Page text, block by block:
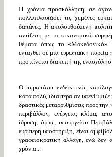
Η χρόνια προσκόλληση σε
πολλαπλασιάσει τις χαμένες
δαπάνες. Η ακολουθούμενη
αντίθεση με τα οικονομικά
θέματα όπως το «Μακεδονικό»
ενταχθεί σε μια ευρωπαϊκή πορεία
προτείνεται διακοπή της
Ο παραπάνω ενδεικτικός
κατά πολύ, ιδιαίτερα αν
δραστικές μεταρρυθμίσεις προς
περιβάλλον, ενέργεια, κλίμα,
ίδρυση, όμως, υπουργείου
ευρύτερη υποστήριξη, είναι
γραφειοκρατική αλλαγή, ενώ δεν
χρόνια...